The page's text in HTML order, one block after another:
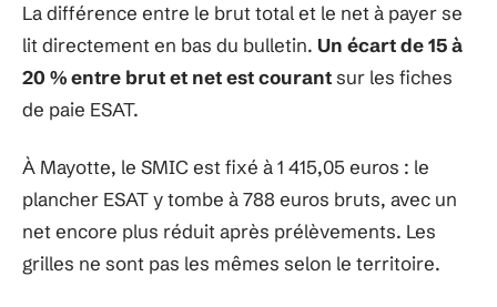
La différence entre le brut total et le net à payer se
lit directement en bas du bulletin. Un écart de 15 à
20 % entre brut et net est courantsur les fiches
de paie ESAT.
À Mayotte, le SMIC est fixé à 1 415,05 euros : le
plancher ESAT y tombe à 788 euros bruts, avec un
net encore plus réduit après prélèvements. Les
grilles ne sont pas les mêmes selon le territoire.